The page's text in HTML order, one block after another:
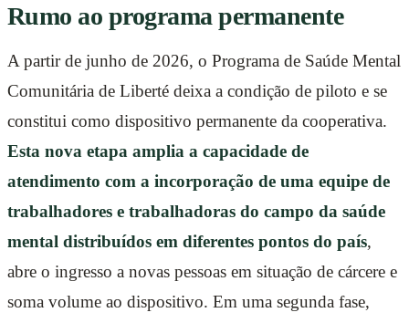
Rumo ao programa permanente
A partir de junho de 2026, o Programa de Saúde Mental
Comunitária de Liberté deixa a condição de piloto e se
constitui como dispositivo permanente da cooperativa.
Esta nova etapa amplia a capacidade de
atendimento com a incorporação de uma equipe de
trabalhadores e trabalhadoras do campo da saúde
mental distribuídos em diferentes pontos do país,
abre o ingresso a novas pessoas em situação de cárcere e
soma volume ao dispositivo. Em uma segunda fase,